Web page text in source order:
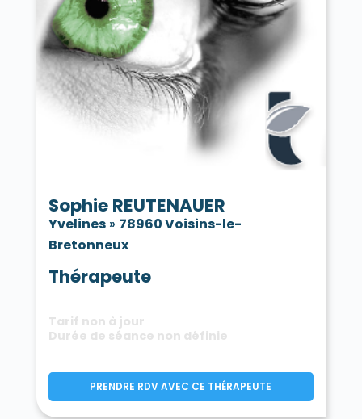
Sophie REUTENAUER
Yvelines» 78960 Voisins-le-
Bretonneux
Thérapeute
Tarif non à jour
Durée de séance non définie
PRENDRE RDV AVEC CE THÉRAPEUTE